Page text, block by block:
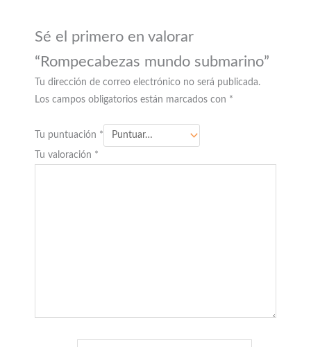
Sé el primero en valorar
“Rompecabezas mundo submarino”
Tu dirección de correo electrónico no será publicada.
Los campos obligatorios están marcados con *
Tu puntuación *
Tu valoración *